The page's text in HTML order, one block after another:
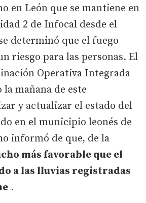
en León que se mantiene en
2 de Infocal desde el
determinó que el fuego
riesgo para las personas. El
Operativa Integrada
mañana de este
y actualizar el estado del
en el municipio leonés de
informó de que, de la
más favorable que el
a las lluvias registradas
.